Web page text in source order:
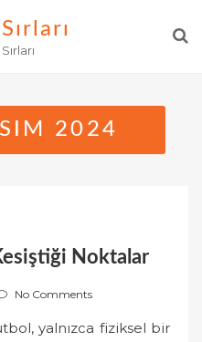
2024
Noktalar
No Comments
yalnızca fiziksel bir